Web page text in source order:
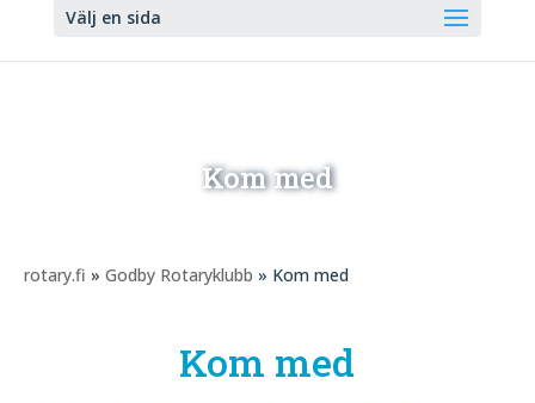
Välj en sida
Kom med
rotary.fi » Godby Rotaryklubb » Kom med
Kom med